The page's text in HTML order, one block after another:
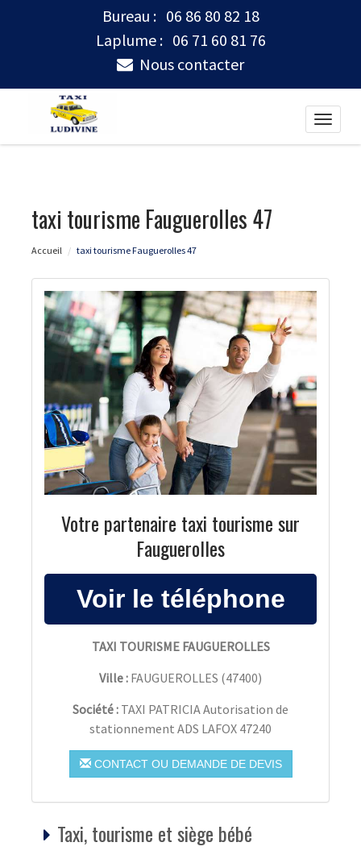
Bureau : 06 86 80 82 18
Laplume : 06 71 60 81 76
Nous contacter
Toggle
taxi tourisme Fauguerolles 47
Accueil taxi tourisme Fauguerolles 47
Votre partenaire taxi tourisme sur
Fauguerolles
TAXI TOURISME FAUGUEROLLES
Ville : FAUGUEROLLES (47400)
Société : TAXI PATRICIA Autorisation de
stationnement ADS LAFOX 47240
CONTACT OU DEMANDE DE DEVIS
Taxi, tourisme et siège bébé